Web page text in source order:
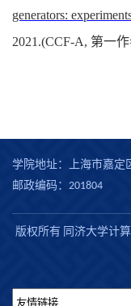
generators:
2021 .(CCF-A, 第一
学院地址：上海市嘉定
邮政编码：201804
版权所有 同济大学计